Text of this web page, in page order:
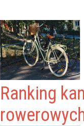
Ranking